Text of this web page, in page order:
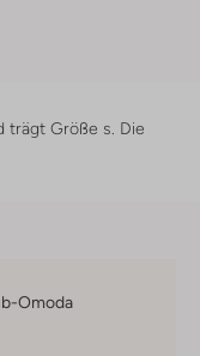
trägt Größe s. Die
Omoda